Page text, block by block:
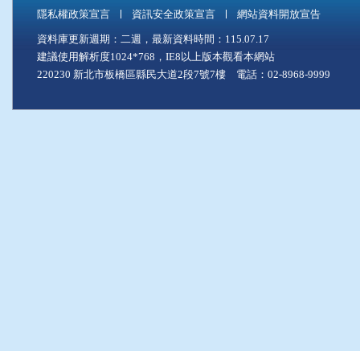
隱私權政策宣言 資訊安全政策宣言 網站資料開放宣告
資料庫更新週期：二週，最新資料時間：115.07.17
建議使用解析度1024*768，IE8以上版本觀看本網站
220230 新北市板橋區縣民大道2段7號7樓 電話：02-8968-9999